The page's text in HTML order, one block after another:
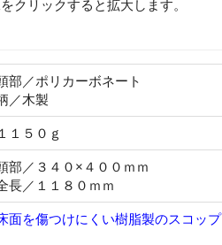
クリックすると拡大します。
部／ポリカーボネート
／木製
１１５０ｇ
部／３４０×４００ｍｍ
長／１１８０ｍｍ
面を傷つけにくい樹脂製のスコップ